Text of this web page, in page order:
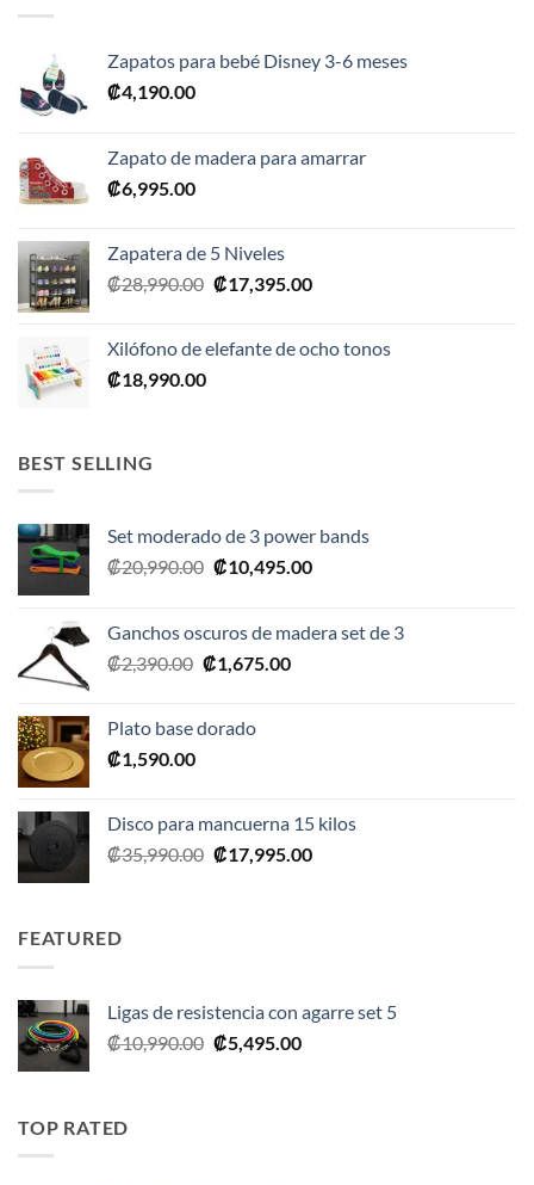
Zapatos para bebé Disney 3-6 meses
₡4,190.00
Zapato de madera para amarrar
₡6,995.00
Zapatera de 5 Niveles
₡28,990.00 El
era:
₡17,395.00El
es:
Xilófono de elefante de ocho tonos
₡18,990.00
BEST SELLING
Set moderado de 3 power bands
₡20,990.00 El
era:
₡20,990.00.
₡10,495.00El
es:
Ganchos oscuros de madera set de 3
₡2,390.00 El
era:
₡1,675.00El
Plato base dorado
₡1,590.00
Disco para mancuerna 15 kilos
₡35,990.00 El
₡17,995.00El
FEATURED
Ligas de resistencia con agarre set 5
₡10,990.00 El
₡5,495.00El
TOP RATED